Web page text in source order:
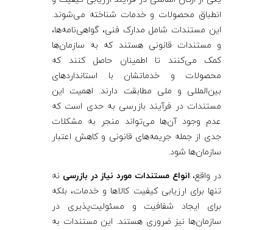
س
ی
انطباق محصولات و خدمات شناخته می‌شوند.
این مستندات شامل مدارک فنی، گواهی‌نامه‌ها،
و مستندات قانونی هستند که به سازمان‌ها
کمک می‌کنند تا اطمینان حاصل کنند که
محصولات و خدماتشان با استانداردهای
بین‌المللی و ملی مطابقت دارند. اهمیت این
مستندات در فرآیند بازرسی به حدی است که
عدم وجود آن‌ها می‌تواند منجر به مشکلات
جدی از جمله جریمه‌های قانونی و کاهش اعتبار
سازمان‌ها شود.
در واقع، انواع مستندات مورد نیاز در بازرسی نه
تنها برای ارزیابی کیفیت کالاها و خدمات، بلکه
برای ایجاد شفافیت و مسئولیت‌پذیری در
سازمان‌ها نیز ضروری هستند. این مستندات به